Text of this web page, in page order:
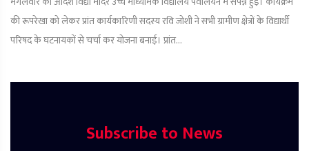
की रूपरेखा को लेकर प्रांत कार्यकारिणी सदस्य रवि जोशी ने सभी ग्रामीण क्षेत्रों के विद्यार्थी
परिषद के घटनायकों से चर्चा कर योजना बनाई। प्रांत...
Subscribe to News